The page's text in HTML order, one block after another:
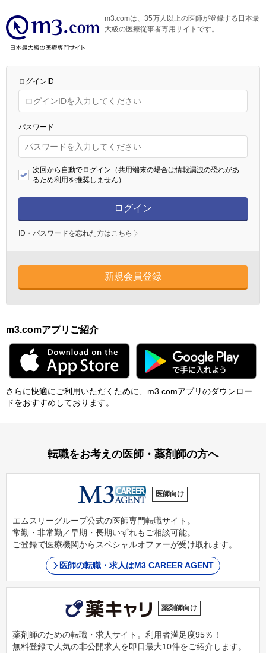
m3.comは、35万人以上の医師が登録する日本最
大級の医療従事者専用サイトです。
ログインID
パスワード
次回から自動でログイン（共用端末の場合は情報漏洩の恐れがあ
るため利用を推奨しません）
ログイン
ID・パスワードを忘れた方はこちら
新規会員登録
m3.comアプリご紹介
さらに快適にご利⽤いただくために、m3.comアプリのダウンロー
ドをおすすめしております。
転職をお考えの医師・薬剤師の方へ
医師向け
エムスリーグループ公式の医師専門転職サイト。
常勤・非常勤／早期・長期いずれもご相談可能。
ご登録で医療機関からスペシャルオファーが受け取れます。
医師の転職・求人はM3 CAREER AGENT
薬剤師向け
薬剤師のための転職・求人サイト。利用者満足度95％！
無料登録で人気の非公開求人を即日最大10件をご紹介します。